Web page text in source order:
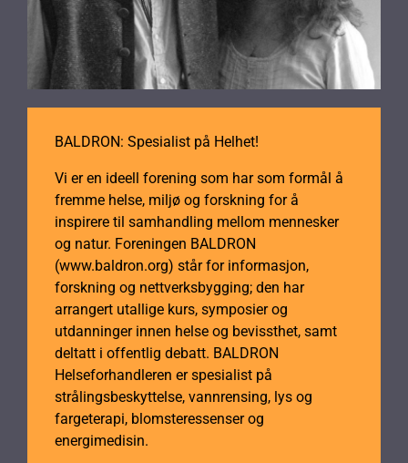
BALDRON: Spesialist på Helhet!
Vi er en ideell forening som har som formål å
fremme helse, miljø og forskning for å
inspirere til samhandling mellom mennesker
og natur. Foreningen BALDRON
(www.baldron.org) står for informasjon,
forskning og nettverksbygging; den har
arrangert utallige kurs, symposier og
utdanninger innen helse og bevissthet, samt
deltatt i offentlig debatt. BALDRON
Helseforhandleren er spesialist på
strålingsbeskyttelse, vannrensing, lys og
fargeterapi, blomsteressenser og
energimedisin.